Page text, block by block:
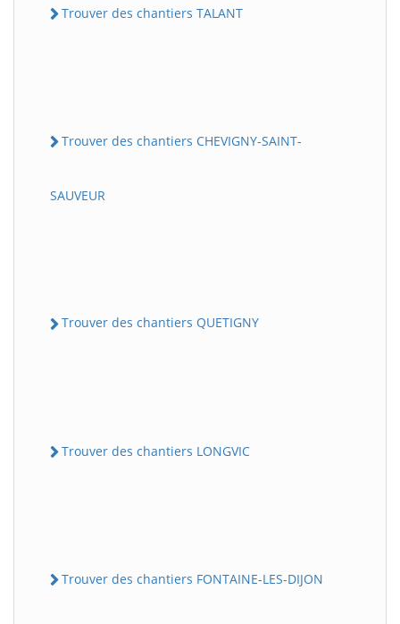
Trouver des chantiers TALANT
Trouver des chantiers CHEVIGNY-SAINT-
SAUVEUR
Trouver des chantiers QUETIGNY
Trouver des chantiers LONGVIC
Trouver des chantiers FONTAINE-LES-DIJON